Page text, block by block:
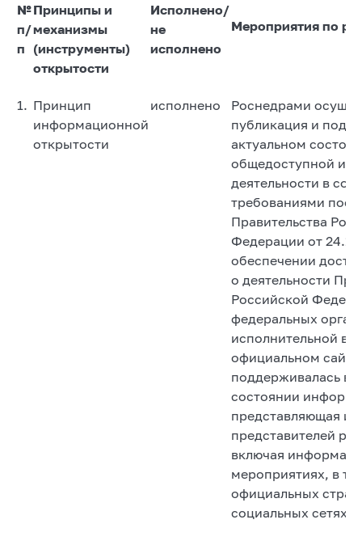
№
п/
п
Принципы и
механизмы
(инструменты)
открытости
Исполнено/
не
исполнено
Мероприятия по
1. Принцип
информационной
открытости
исполнено
Роснедрами
публикация и
актуальном
общедоступной
деятельности в
требованиями
Правительства
Федерации от
обеспечении
о деятельности
Российской
федеральных
исполнительной
официальном
поддерживалась в
состоянии
представляющая
представителей
включая
мероприятиях, в
официальных
социальных сетях.